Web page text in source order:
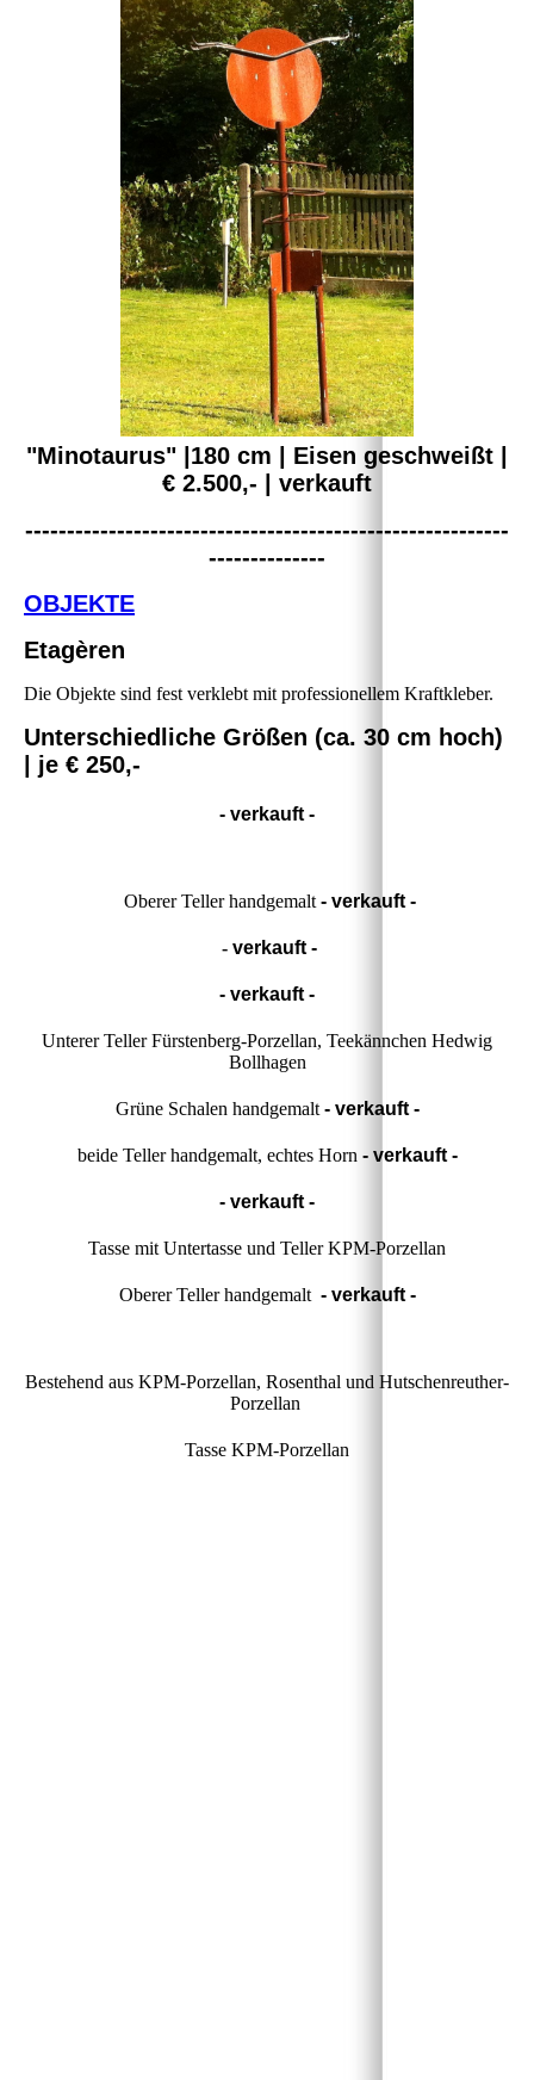
"Minotaurus" |180 cm | Eisen geschweißt |
€ 2.500,- | verkauft
----------------------------------------------------------
--------------
OBJEKTE
Etagèren
Die Objekte sind fest verklebt mit professionellem Kraftkleber.
Unterschiedliche Größen (ca. 30 cm hoch)
| je € 250,-
- verkauft -
Oberer Teller handgemalt - verkauft -
- verkauft -
- verkauft -
Unterer Teller Fürstenberg-Porzellan, Teekännchen Hedwig
Bollhagen
Grüne Schalen handgemalt - verkauft -
beide Teller handgemalt, echtes Horn - verkauft -
- verkauft -
Tasse mit Untertasse und Teller KPM-Porzellan
Oberer Teller handgemalt - verkauft -
Bestehend aus KPM-Porzellan, Rosenthal und Hutschenreuther-
Porzellan
Tasse KPM-Porzellan